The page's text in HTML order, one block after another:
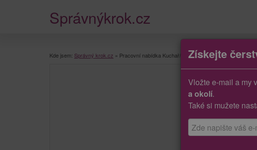
Správnýkrok.cz
Kde jsem: Správný krok.cz » Pracovní nabídka Kuchař/kuchařkaZískejte
Vložte e-mail a my
a okolí.
Také si mužete